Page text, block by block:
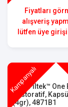
Fiyatları
alışveriş
lütfen üye girişi
Kampanyalı
3M™ Filtek™ One
Restoratif, Kapsül
(4gr), 4871B1